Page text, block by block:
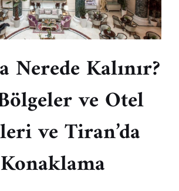
Nerede Kalınır?
ve Otel
ve Tiran’da